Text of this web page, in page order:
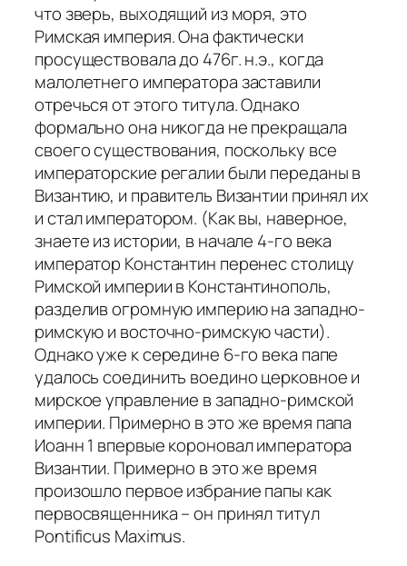
что зверь, выходящий из моря, это
Римская империя. Она фактически
просуществовала до 476г. н.э., когда
малолетнего императора заставили
отречься от этого титула. Однако
формально она никогда не прекращала
своего существования, поскольку все
императорские регалии были переданы в
Византию, и правитель Византии принял их
и стал императором. (Как вы, наверное,
знаете из истории, в начале 4-го века
император Константин перенес столицу
Римской империи в Константинополь,
разделив огромную империю на западно-
римскую и восточно-римскую части).
Однако уже к середине 6-го века папе
удалось соединить воедино церковное и
мирское управление в западно-римской
империи. Примерно в это же время папа
Иоанн 1 впервые короновал императора
Византии. Примерно в это же время
произошло первое избрание папы как
первосвященника – он принял титул
Pontificus Maximus.